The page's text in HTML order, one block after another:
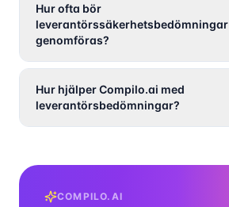
Hur ofta bör
leverantörssäkerhetsbedömningar
genomföras?
Hur hjälper Compilo.ai med
leverantörsbedömningar?
COMPILO.AI